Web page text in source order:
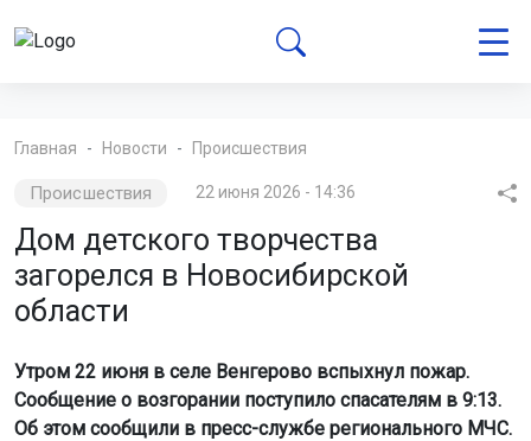
Главная Новости Происшествия
Происшествия 22 июня 2026 - 14:36
Дом детского творчества
загорелся в Новосибирской
области
Утром 22 июня в селе Венгерово вспыхнул пожар.
Сообщение о возгорании поступило спасателям в 9:13.
Об этом сообщили в пресс-службе регионального МЧС.